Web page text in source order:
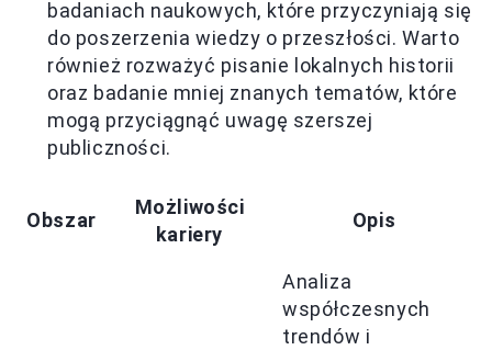
badaniach naukowych, które przyczyniają się
do poszerzenia wiedzy o przeszłości. Warto
również rozważyć pisanie lokalnych historii
oraz badanie mniej znanych tematów, które
mogą przyciągnąć uwagę szerszej
publiczności.
Obszar
Możliwości
kariery
Opis
Analiza
współczesnych
trendów i